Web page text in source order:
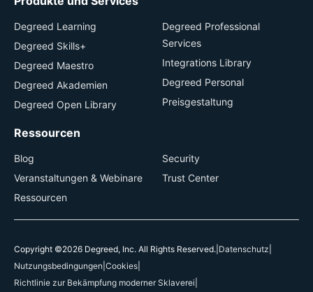
Degreed Learning
Degreed Skills+
Degreed Maestro
Degreed Akademien
Degreed Open Library
Degreed Professional
Services
Integrations Library
Degreed Personal
Preisgestaltung
Ressourcen
Blog
Veranstaltungen & Webinare
Ressourcen
Security
Trust Center
Copyright ©2026 Degreed, Inc. All Rights Reserved. Datenschutz
Nutzungsbedingungen Cookies
Richtlinie zur Bekämpfung moderner Sklaverei